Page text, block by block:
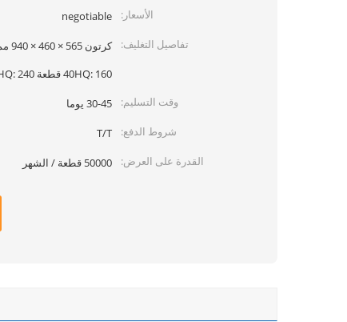
الأسعار:
negotiable
تفاصيل التغليف:
40HQ: 160 قطعة 45HQ: 240 قطعة
وقت التسليم:
30-45 يوما
شروط الدفع:
T/T
القدرة على العرض:
50000 قطعة / الشهر